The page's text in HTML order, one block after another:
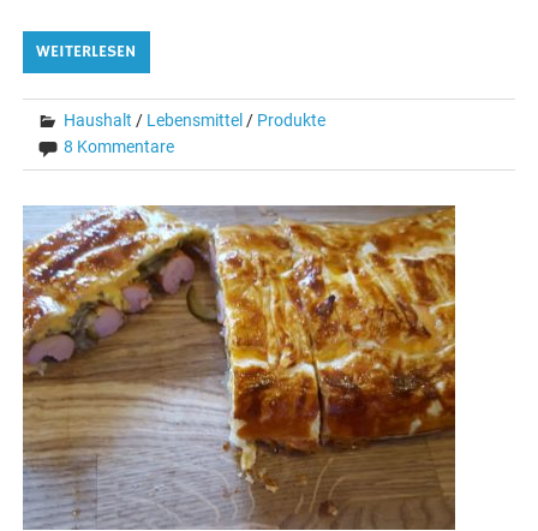
WEITERLESEN
Haushalt / Lebensmittel / Produkte
8 Kommentare